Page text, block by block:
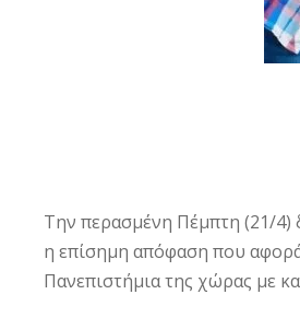
Tην περασμένη Πέμπτη (21/4)
η επίσημη απόφαση που
Πανεπιστήμια της χώρας με